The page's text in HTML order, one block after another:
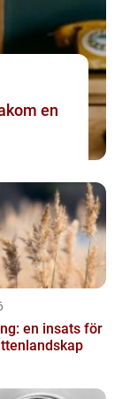
en insats för